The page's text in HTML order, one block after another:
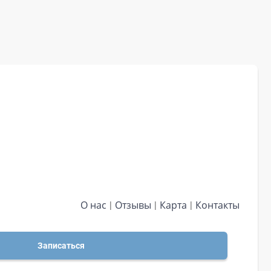
О нас Отзывы Карта Контакты
Записаться